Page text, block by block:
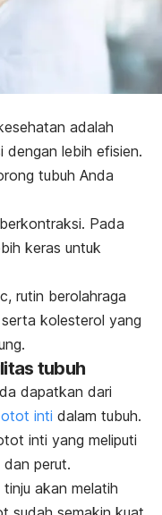
adalah
dengan lebih efisien.
tubuh Anda
Pada
keras untuk
rutin berolahraga
kolesterol yang
tubuh
dapatkan dari
inti dalam tubuh.
inti yang meliputi
perut.
akan melatih